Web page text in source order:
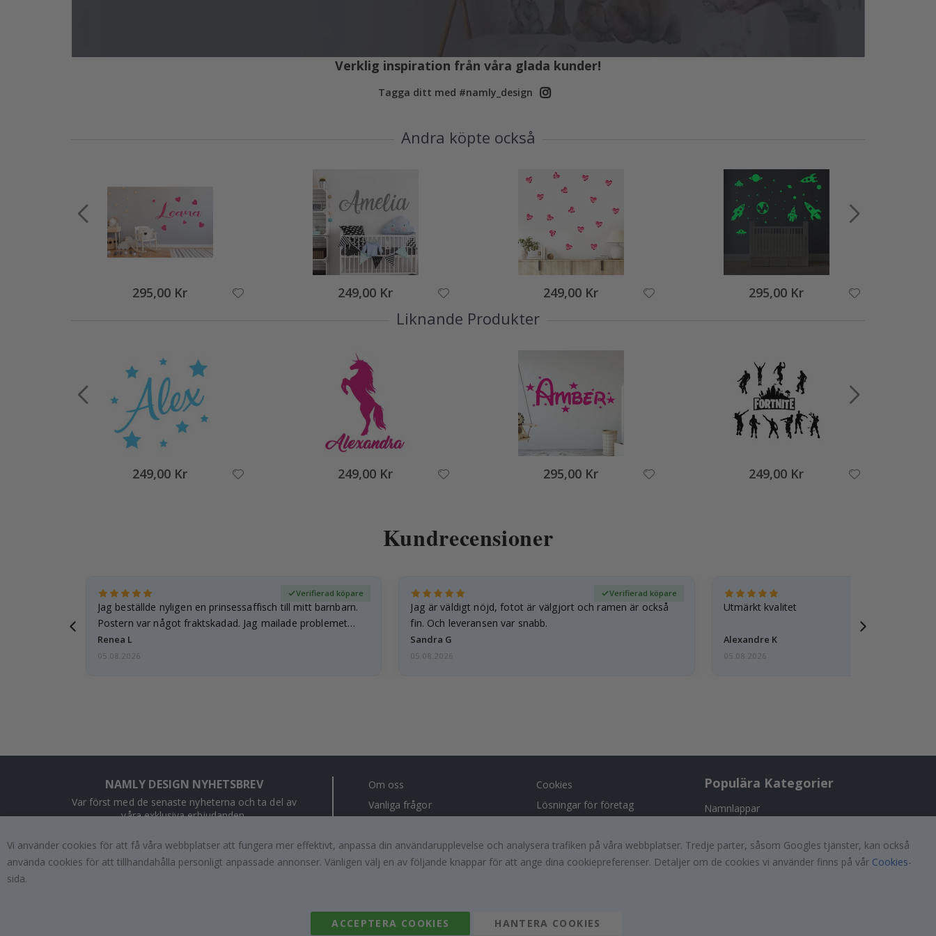
Verklig inspiration från våra glada kunder!
Tagga ditt med #namly_design
Andra köpte också
295,00 Kr 249,00 Kr 249,00 Kr 295,00 Kr
Liknande Produkter
249,00 Kr 249,00 Kr 295,00 Kr 249,00 Kr
Kundrecensioner
Jag beställde nyligen en prinsessaffisch till mitt barnbarn.
Postern var något fraktskadad. Jag mailade problemet
och…
Renea L
Verifierad köpare
05.08.2026
Jag är väldigt nöjd, fotot är välgjort och ramen är också
fin. Och leveransen var snabb.
Sandra G
Verifierad köpare
05.08.2026
Utmärkt kvalitet
Alexandre K
05.08.2026
NAMLY DESIGN NYHETSBREV
Var först med de senaste nyheterna och ta del av
våra exklusiva erbjudanden.
PRENUMERERA
Om oss
Vanliga frågor
Retur, ångerrätt & reklamation
Villkor
Cookies
Lösningar för företag
Samarbeta med oss!
Recensioner
Populära Kategorier
Namnlappar
Kakeldekor
Posters
Vi använder cookies för att få våra webbplatser att fungera mer effektivt, anpassa din användarupplevelse och analysera trafiken på våra webbplatser. Tredje parter, såsom Googles tjänster, kan också
använda cookies för att tillhandahålla personligt anpassade annonser. Vänligen välj en av följande knappar för att ange dina cookiepreferenser. Detaljer om de cookies vi använder finns på vår Cookies-
sida.
ACCEPTERA COOKIES HANTERA COOKIES